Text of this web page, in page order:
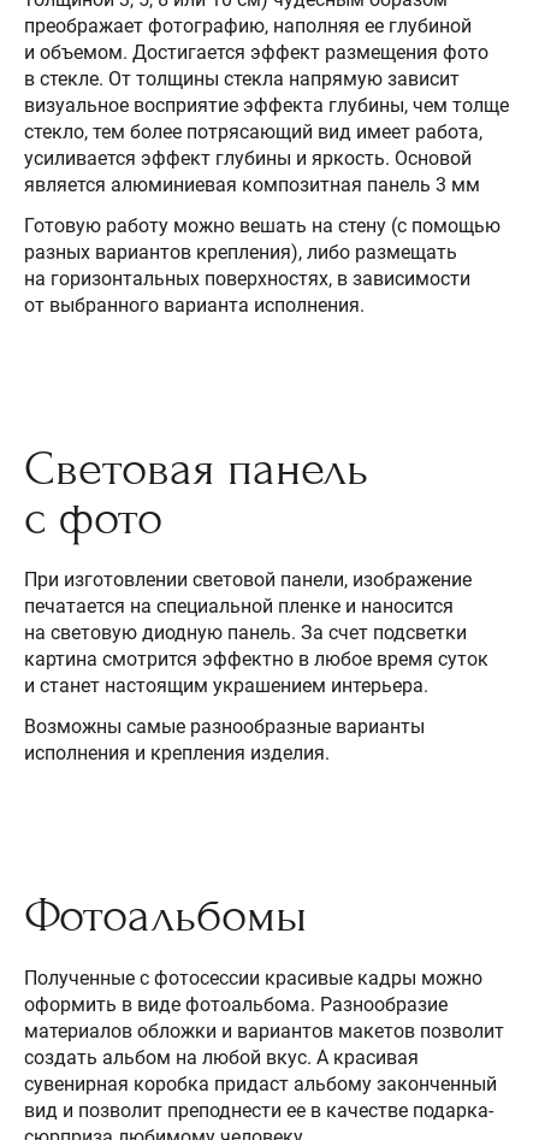
преображает фотографию, наполняя ее глубиной
и объемом. Достигается эффект размещения фото
в стекле. От толщины стекла напрямую зависит
визуальное восприятие эффекта глубины, чем толще
стекло, тем более потрясающий вид имеет работа,
усиливается эффект глубины и яркость. Основой
является алюминиевая композитная панель 3 мм
Готовую работу можно вешать на стену (с помощью
разных вариантов крепления), либо размещать
на горизонтальных поверхностях, в зависимости
от выбранного варианта исполнения.
Световая панель
с фото
При изготовлении световой панели, изображение
печатается на специальной пленке и наносится
на световую диодную панель. За счет подсветки
картина смотрится эффектно в любое время суток
и станет настоящим украшением интерьера.
Возможны самые разнообразные варианты
исполнения и крепления изделия.
Фотоальбомы
Полученные с фотосессии красивые кадры можно
оформить в виде фотоальбома. Разнообразие
материалов обложки и вариантов макетов позволит
создать альбом на любой вкус. А красивая
сувенирная коробка придаст альбому законченный
вид и позволит преподнести ее в качестве подарка-